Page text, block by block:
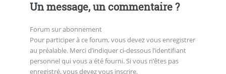
Un message, un commentaire ?
Forum sur abonnement
Pour participer à ce forum, vous devez vous enregistrer
au préalable. Merci d’indiquer ci-dessous l’identifiant
personnel qui vous a été fourni. Si vous n’êtes pas
enregistré, vous devez vous inscrire.